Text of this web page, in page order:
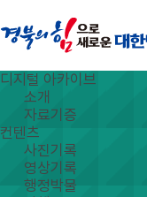
디지털 아카이브
소개
자료기증
컨텐츠
사진기록
영상기록
행정박물